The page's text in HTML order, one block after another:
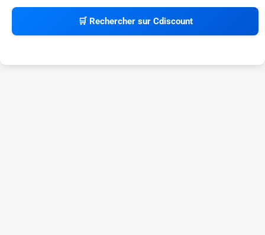
🛒 Rechercher sur Cdiscount